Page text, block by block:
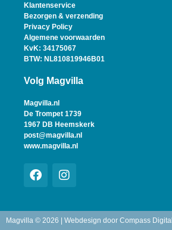
Klantenservice
Bezorgen & verzending
Privacy Policy
Algemene voorwaarden
KvK: 34175067
BTW: NL810819946B01
Volg Magvilla
Magvilla.nl
De Trompet 1739
1967 DB Heemskerk
post@magvilla.nl
www.magvilla.nl
Magvilla © 2026 | Webdesign door Compass Digital